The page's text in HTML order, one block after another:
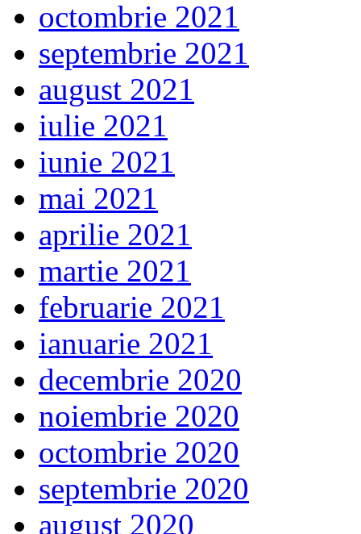
octombrie 2021
septembrie 2021
august 2021
iulie 2021
iunie 2021
mai 2021
aprilie 2021
martie 2021
februarie 2021
ianuarie 2021
decembrie 2020
noiembrie 2020
octombrie 2020
septembrie 2020
august 2020